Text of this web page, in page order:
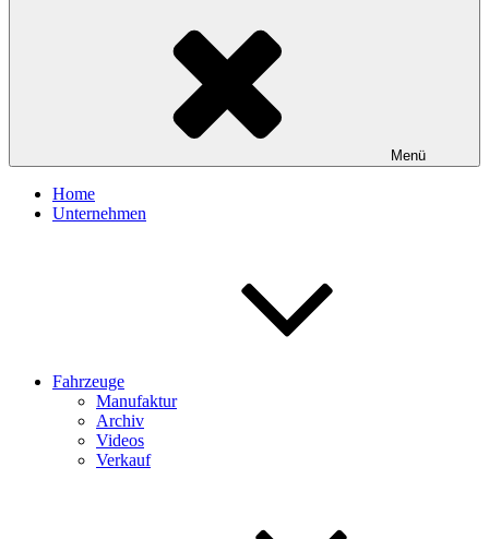
Menü
Home
Unternehmen
Fahrzeuge
Manufaktur
Archiv
Videos
Verkauf